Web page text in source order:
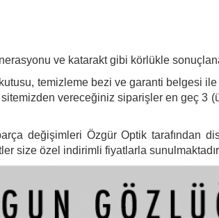
ve katarakt gibi körlükle
temizleme bezi ve garanti belgesi ile
vereceğiniz siparişler en geç 3
değişimleri Özgür Optik tarafından
size özel indirimli fiyatlarla